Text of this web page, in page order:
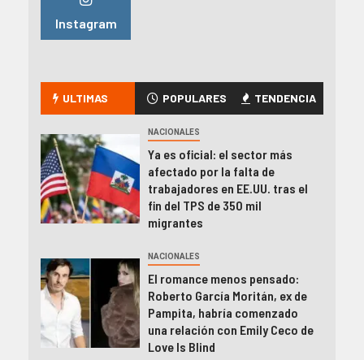
Instagram
ULTIMAS POPULARES TENDENCIA
NACIONALES
Ya es oficial: el sector más
afectado por la falta de
trabajadores en EE.UU. tras el
fin del TPS de 350 mil
migrantes
NACIONALES
El romance menos pensado:
Roberto García Moritán, ex de
Pampita, habría comenzado
una relación con Emily Ceco de
Love Is Blind